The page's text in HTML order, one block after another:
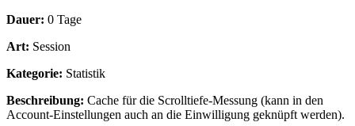
Dauer: 0 Tage
Art: Session
Kategorie: Statistik
Beschreibung: Cache für die Scrolltiefe-Messung (kann in den
Account-Einstellungen auch an die Einwilligung geknüpft werden).